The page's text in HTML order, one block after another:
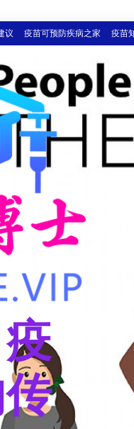
议 疫苗可预防疾病之家 疫苗